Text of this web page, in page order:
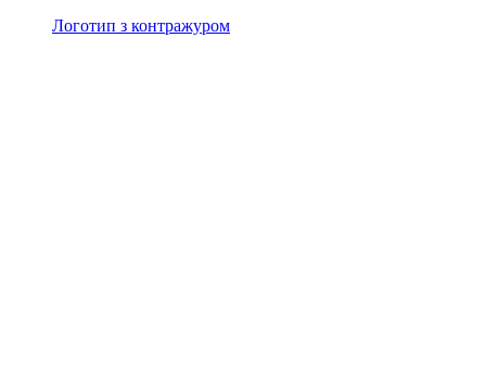
Логотип з контражуром